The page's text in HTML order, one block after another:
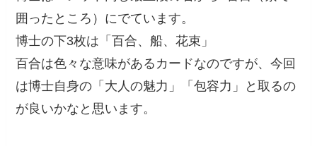
囲ったところ）にでています。
博士の下3枚は「百合、船、花束」
百合は色々な意味があるカードなのですが、今回
は博士自身の「大人の魅力」「包容力」と取るの
が良いかなと思います。